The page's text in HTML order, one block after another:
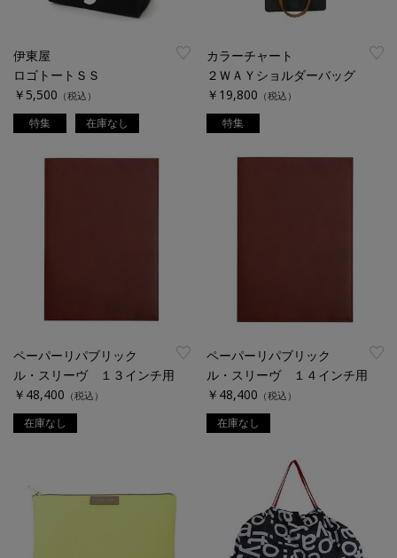
伊東屋
ロゴトートＳＳ
￥5,500 （税込）
特集 在庫なし
カラーチャート
２ＷＡＹショルダーバッグ
￥19,800 （税込）
特集
ペーパーリパブリック
ル・スリーヴ １３インチ用
￥48,400 （税込）
在庫なし
ペーパーリパブリック
ル・スリーヴ １４インチ用
￥48,400 （税込）
在庫なし